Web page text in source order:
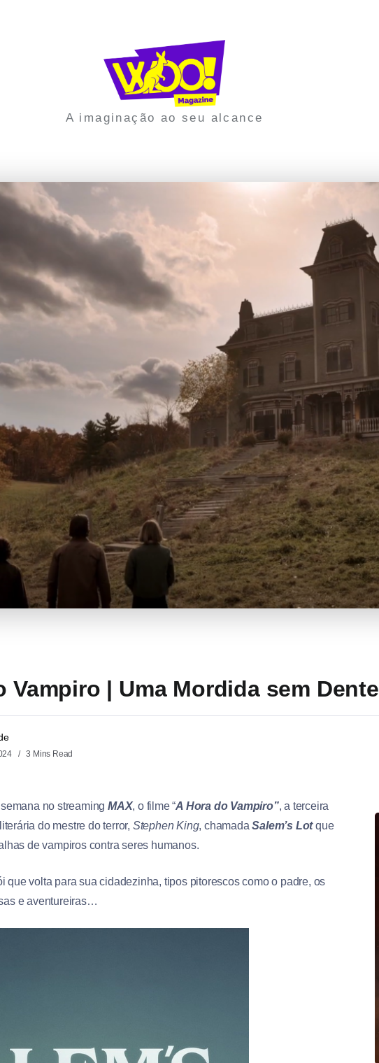
A imaginação ao seu alcance
Vampiro | Uma Mordida sem Dente
3 Mins Read
no streamingMAX, o filme “A Hora do Vampiro”, a terceira
do mestre do terror, Stephen King, chamadaSalem’s Lotque
de vampiros contra seres humanos.
que volta para sua cidadezinha, tipos pitorescos como o padre, os
e aventureiras…